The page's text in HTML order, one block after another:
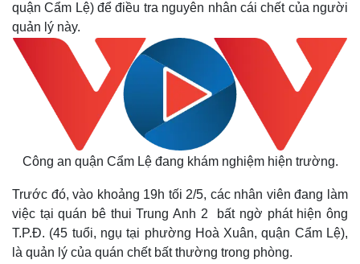
quận Cẩm Lệ) để điều tra nguyên nhân cái chết của người
quản lý này.
Công an quận Cẩm Lệ đang khám nghiệm hiện trường.
Trước đó, vào khoảng 19h tối 2/5, các nhân viên đang làm
việc tại quán bê thui Trung Anh 2 bất ngờ phát hiện ông
T.P.Đ. (45 tuổi, ngụ tại phường Hoà Xuân, quận Cẩm Lệ),
là quản lý của quán chết bất thường trong phòng.